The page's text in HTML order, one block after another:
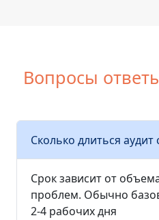
Вопросы
Сколько длиться аудит
Срок зависит от
проблем. Обычно
2-4 рабочих дня